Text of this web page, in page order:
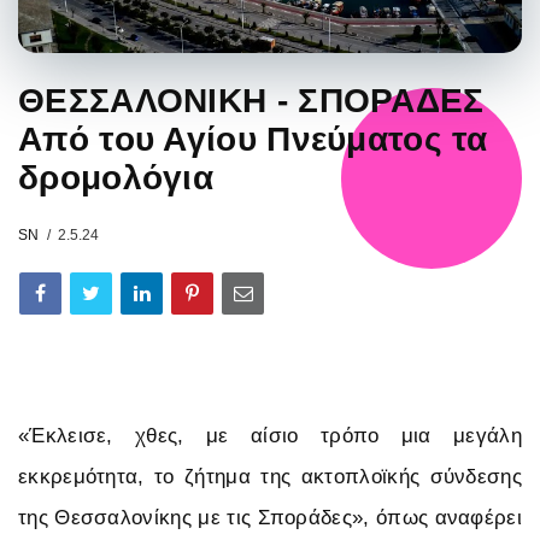
ΘΕΣΣΑΛΟΝΙΚΗ - ΣΠΟΡΑΔΕΣ
Από του Αγίου Πνεύματος τα
δρομολόγια
SN 2.5.24
«Έκλεισε, χθες, με αίσιο τρόπο μια μεγάλη
εκκρεμότητα, το ζήτημα της ακτοπλοϊκής σύνδεσης
της Θεσσαλονίκης με τις Σποράδες», όπως αναφέρει